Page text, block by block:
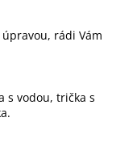
rádi Vám
s vodou, trička s